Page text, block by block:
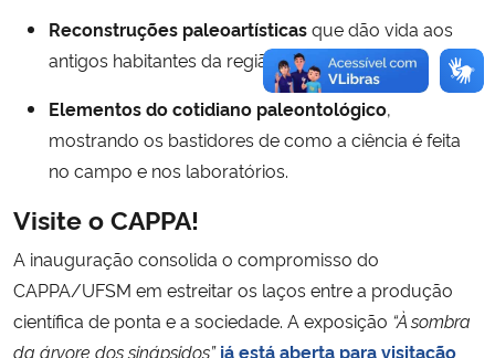
Reconstruções paleoartísticasque dão vida aos
antigos habitantes da região;
Elementos do cotidiano paleontológico,
mostrando os bastidores de como a ciência é feita
no campo e nos laboratórios.
Visite o CAPPA!
A inauguração consolida o compromisso do
CAPPA/UFSM em estreitar os laços entre a produção
científica de ponta e a sociedade. A exposição “À sombra
da árvore dos sinápsidos” já está aberta para visitação